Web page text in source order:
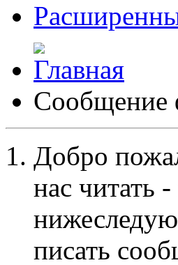
Сообщение
Добро
нас читать
писать